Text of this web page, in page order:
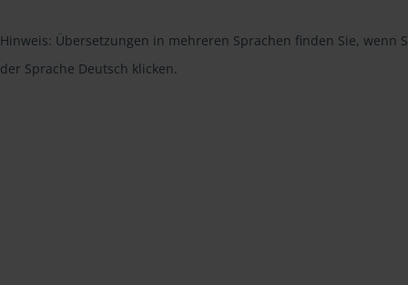
Hinweis: Übersetzungen in mehreren Sprachen finden Sie, wenn
der Sprache Deutsch klicken.